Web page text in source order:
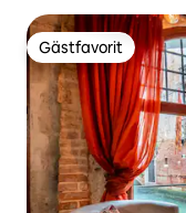
Gästfavorit
Gästfavorit